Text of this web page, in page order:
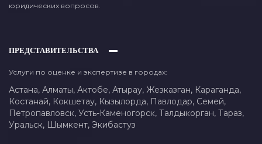
юридических вопросов.
ПРЕДСТАВИТЕЛЬСТВА
Услуги по оценке и экспертизе в городах:
Астана, Алматы, Актобе, Атырау, Жезказган, Караганда,
Костанай, Кокшетау, Кызылорда, Павлодар, Семей,
Петропавловск, Усть-Каменогорск, Талдыкорган, Тараз,
Уральск, Шымкент, Экибастуз